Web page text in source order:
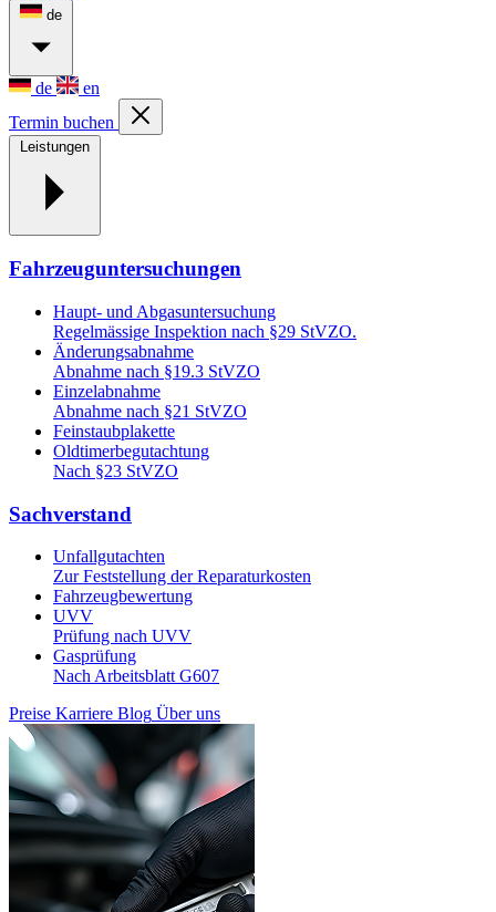
de
de
en
Termin buchen
Leistungen
Fahrzeuguntersuchungen
Haupt- und Abgasuntersuchung
Regelmässige Inspektion nach §29 StVZO.
Änderungsabnahme
Abnahme nach §19.3 StVZO
Einzelabnahme
Abnahme nach §21 StVZO
Feinstaubplakette
Oldtimerbegutachtung
Nach §23 StVZO
Sachverstand
Unfallgutachten
Zur Feststellung der Reparaturkosten
Fahrzeugbewertung
UVV
Prüfung nach UVV
Gasprüfung
Nach Arbeitsblatt G607
Preise Karriere Blog Über uns